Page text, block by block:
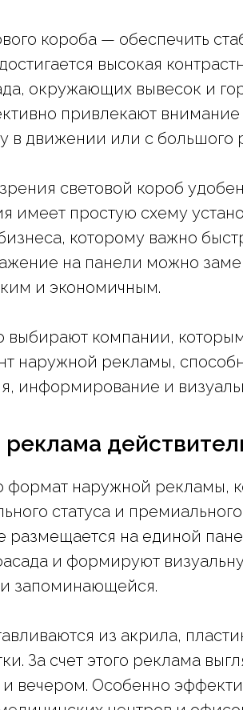
короба — обеспечить
высокая
окружающих вывесок и
привлекают
в движении или с большого
световой короб
имеет простую схему
которому важно
на панели можно
и экономичным.
выбирают компании,
наружной рекламы,
информирование и
наружной рекламы,
статуса и
размещается на единой
и формируют
запоминающейся.
из акрила,
За счет этого реклама
и вечером. Особенно